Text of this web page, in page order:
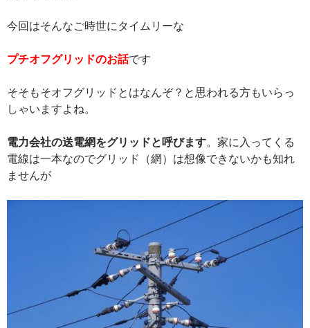
今回はそんなご時世にタイムリーな
プチオフグリッドのお話です
そそもそオフグリッドとはなんぞ？と思われる方もいらっ
しゃいますよね。
電力会社の送電網をグリッドと呼びます。家に入ってくる
電線は一本なのでグリッド（網）は想像できないかも知れ
ませんが